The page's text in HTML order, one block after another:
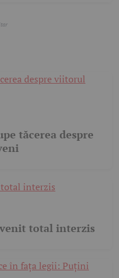
tăcerea despre
total interzis